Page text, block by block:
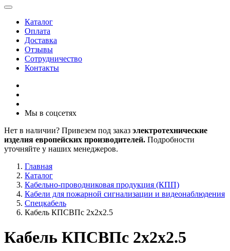
Каталог
Оплата
Доставка
Отзывы
Сотрудничество
Контакты
Мы в соцсетях
Нет в наличии? Привезем под заказ электротехнические
изделия европейских производителей. Подробности
уточняйте у наших менеджеров.
Главная
Каталог
Кабельно-проводниковая продукция (КПП)
Кабели для пожарной сигнализации и видеонаблюдения
Спецкабель
Кабель КПСВПс 2х2х2.5
Кабель КПСВПс 2х2х2.5